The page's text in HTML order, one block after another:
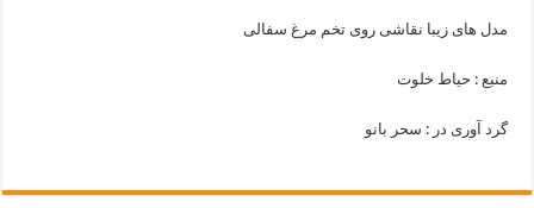
مدل های زیبا نقاشی روی تخم مرغ سفالی
منبع : حیاط خلوت
گرد آوری در : سحر بانو